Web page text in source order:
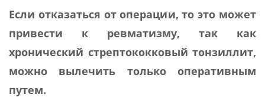
Если отказаться от операции, то это может
привести к ревматизму, так как
хронический стрептококковый тонзиллит,
можно вылечить только оперативным
путем.